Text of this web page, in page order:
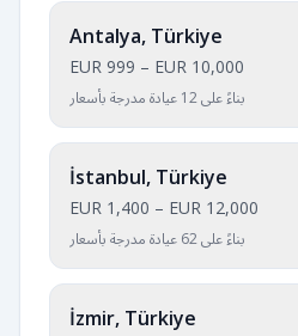
Antalya, Türkiye
EUR 999 – EUR 10,000
بناءً على 12 عيادة مدرجة بأسعار
İstanbul, Türkiye
EUR 1,400 – EUR 12,000
بناءً على 62 عيادة مدرجة بأسعار
İzmir, Türkiye